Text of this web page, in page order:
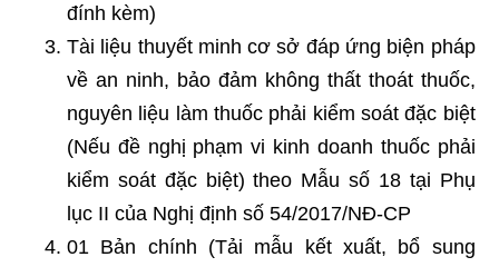
đính kèm)
Tài liệu thuyết minh cơ sở đáp ứng biện pháp
về an ninh, bảo đảm không thất thoát thuốc,
nguyên liệu làm thuốc phải kiểm soát đặc biệt
(Nếu đề nghị phạm vi kinh doanh thuốc phải
kiểm soát đặc biệt) theo Mẫu số 18 tại Phụ
lục II của Nghị định số 54/2017/NĐ-CP
01 Bản chính (Tải mẫu kết xuất, bổ sung